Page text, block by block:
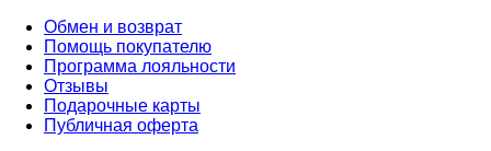
Обмен и возврат
Помощь покупателю
Программа лояльности
Отзывы
Подарочные карты
Публичная оферта